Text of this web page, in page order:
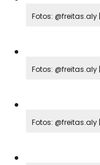
Fotos: @freitas.aly
Fotos: @freitas.aly
Fotos: @freitas.aly